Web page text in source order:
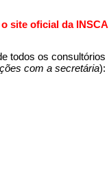
site oficial da
todos os consultórios
com a secretária):